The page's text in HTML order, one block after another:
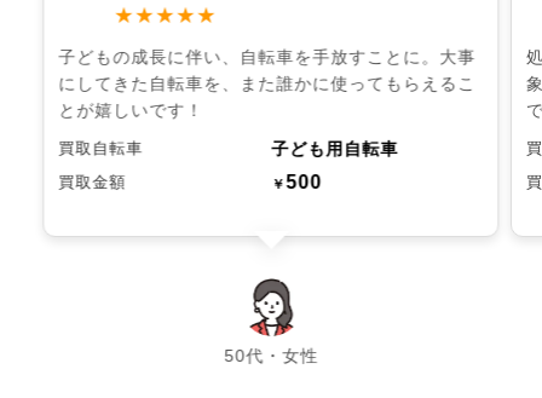
★★★★★
子どもの成長に伴い、自転車を手放すことに。大事
にしてきた自転車を、また誰かに使ってもらえるこ
とが嬉しいです！
買取自転車 子ども用自転車
買取金額 ￥500
50代・女性
chevron_left chevron_right